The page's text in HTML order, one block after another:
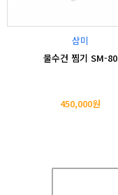
삼미
물수건 찜기 SM-80
450,000원